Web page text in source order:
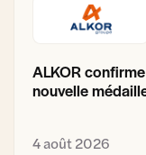
ALKOR
nouvelle
4 août 2026